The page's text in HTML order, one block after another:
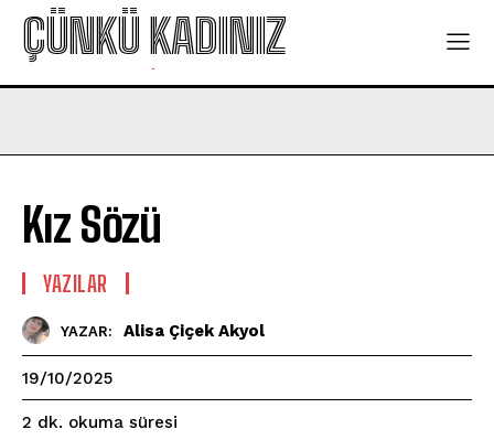
ÇÜNKÜ KADINIZ
-
Kız Sözü
YAZILAR
YAZAR: Alisa Çiçek Akyol
19/10/2025
2 dk. okuma süresi